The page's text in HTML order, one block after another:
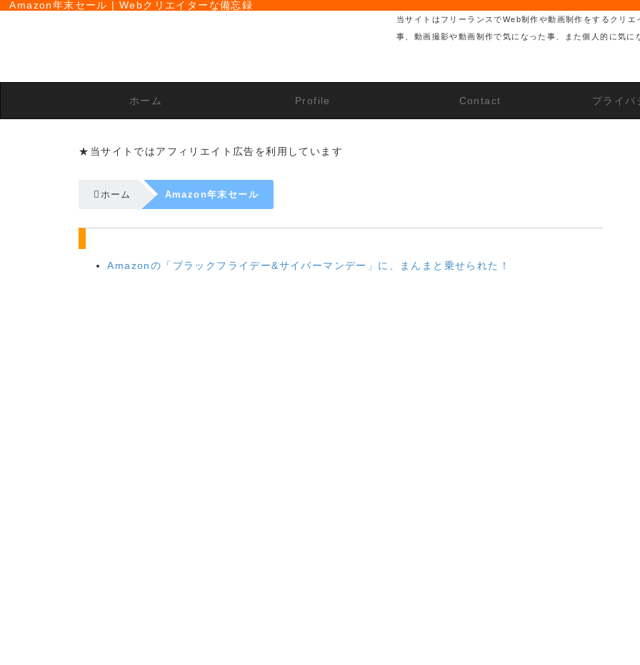
Amazon年末セール | Webクリエイターな備忘録
当サイトはフリーランスでWeb制作や動画制作をするクリ
事、動画撮影や動画制作で気になった事、また個人的に気
ホーム Profile Contact プライバ
★当サイトではアフィリエイト広告を利用しています
ホーム Amazon年末セール
Amazonの「ブラックフライデー&サイバーマンデー」に、まんまと乗せられた！